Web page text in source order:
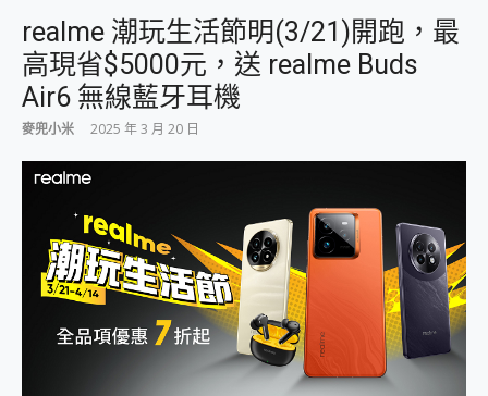
CP 值天花板~ Bongcom BS5 足球君開箱~ 短焦投影機 3千元就能擁有！ 折扣碼在這～
專為 PC上的 XBOX和掌機設計的 FireCuda X1070 SSD 固態硬碟開箱 評測
台灣製攝影機在這裡，100%全無線設計 SpotCam Solo Eco 太陽能防水雲端攝影機 SpotCam Solo 3 2.5K高畫質戶外攝影機 開箱 評測
超懂拍、耐用 AI 街拍機~ realme 16 Pro 開箱評價~ 2 億畫素 LumaColor 影像、持久續航與 IP69K 高防護
AI 支付 一錶搞定大小事 Xiaomi Watch 5 開箱 評測
好用的 EaseUS Partition Master 讓您輕鬆的移除與格式化有防寫保護的隨身碟或SD卡
一鍵修復模糊影片、舊照的 AI 好幫手! VideoProc Converter AI 新版全解析 × 年末優惠，一篇全看懂
外型超吸晴~ 給您絕佳操控體驗 GravaStar Mercury K1 系列 異星機械鍵盤與 Mercury X 系列 輕量無線電競滑鼠 開箱 評測
開箱~變身「蜘蛛人」椅子軍師！MSI MPG 491CQP QD-OLED 超寬曲面電競螢幕，多工辦公、爽度滿滿的終極桌面體驗
iPhone 17 系列 有認證的防護來囉！ imos 首家導入 UL MCV 行銷宣告驗證的手機配件品牌
realme 潮玩生活節明(3/21)開跑，最
高現省$5000元，送 realme Buds
Air6 無線藍牙耳機
麥兜小米 2025 年 3 月 20 日